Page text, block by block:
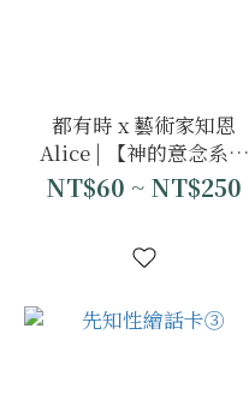
都有時 x 藝術家知恩
Alice | 【神的意念系列
& 女人系列】知恩畫作
NT$60 ~ NT$250